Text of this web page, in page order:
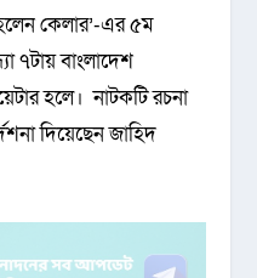
কেলার’-এর ৫ম
৭টায় বাংলাদেশ
হলে। নাটকটি রচনা
দিয়েছেন জাহিদ